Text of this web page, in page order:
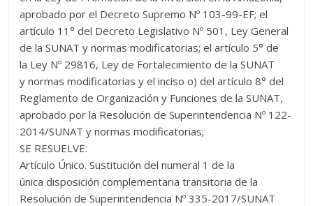
aprobado por el Decreto Supremo Nº 103-99-EF; el
artículo 11° del Decreto Legislativo Nº 501, Ley General
de la SUNAT y normas modificatorias; el artículo 5° de
la Ley Nº 29816, Ley de Fortalecimiento de la SUNAT
y normas modificatorias y el inciso o) del artículo 8° del
Reglamento de Organización y Funciones de la SUNAT,
aprobado por la Resolución de Superintendencia Nº 122-
2014/SUNAT y normas modificatorias;
SE RESUELVE:
Artículo Único. Sustitución del numeral 1 de la
única disposición complementaria transitoria de la
Resolución de Superintendencia Nº 335-2017/SUNAT